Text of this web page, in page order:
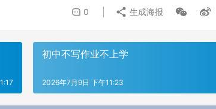
0 生成海报
初中不写作业不上学
2026年7月9日 下午11:23